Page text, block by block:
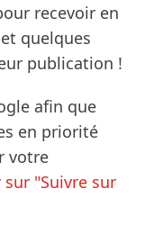
recevoir en
quelques
publication !
afin que
en priorité
votre
"Suivre sur